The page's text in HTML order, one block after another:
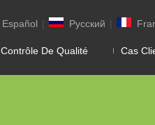
Español | Pусский |
Contrôle De Qualité Cas